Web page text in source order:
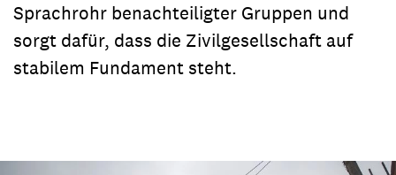
Sprachrohr benachteiligter Gruppen und
sorgt dafür, dass die Zivilgesellschaft auf
stabilem Fundament steht.